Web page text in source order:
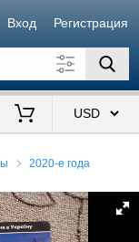
Вход Регистрация
2020-е года